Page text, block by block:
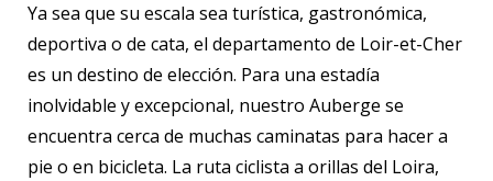
Ya sea que su escala sea turística, gastronómica,
deportiva o de cata, el departamento de Loir-et-Cher
es un destino de elección. Para una estadía
inolvidable y excepcional, nuestro Auberge se
encuentra cerca de muchas caminatas para hacer a
pie o en bicicleta. La ruta ciclista a orillas del Loira,